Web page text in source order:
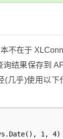
不在于
询结果保存到
(几乎)使用以下
1, 4)